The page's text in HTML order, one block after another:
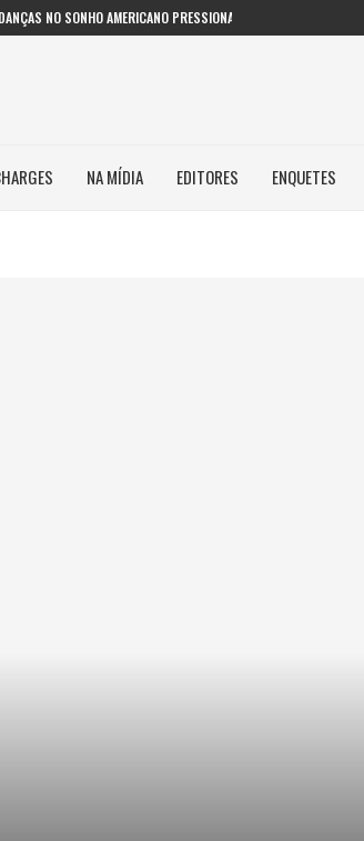
NO SONHO AMERICANO PRESSIONAM GESTORES PÚBLICOS
NA MÍDIA EDITORES ENQUETES